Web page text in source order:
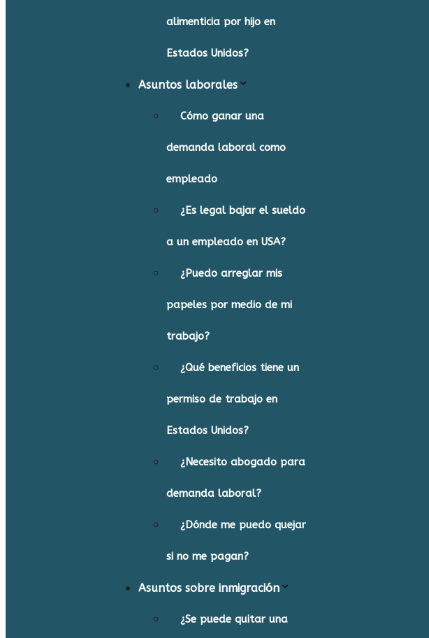
alimenticia por hijo en
Estados Unidos?
Asuntos laborales
Cómo ganar una
demanda laboral como
empleado
¿Es legal bajar el sueldo
a un empleado en USA?
¿Puedo arreglar mis
papeles por medio de mi
trabajo?
¿Qué beneficios tiene un
permiso de trabajo en
Estados Unidos?
¿Necesito abogado para
demanda laboral?
¿Dónde me puedo quejar
si no me pagan?
Asuntos sobre inmigración
¿Se puede quitar una